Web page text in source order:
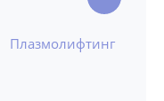
Плазмолифтинг